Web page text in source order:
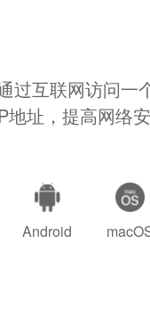
过互联网访问一
址，提高网络
Android